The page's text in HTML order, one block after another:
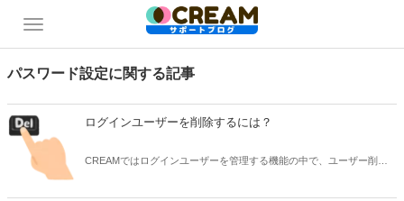
パスワード設定に関する記事
ログインユーザーを削除するには？
CREAMではログインユーザーを管理する機能の中で、ユーザー削除